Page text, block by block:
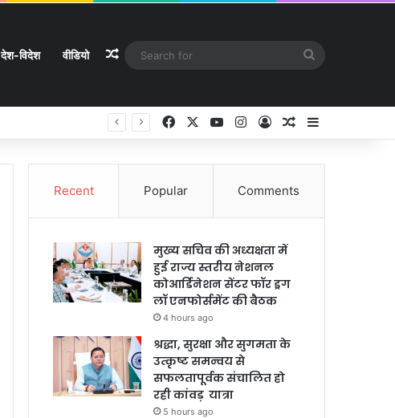
देश-विदेश वीडियो Random Article
Facebook YouTubeInstagram
Log InRandom Article
Recent Popular Comments
मुख्य सचिव की अध्यक्षता में
हुई राज्य स्तरीय नेशनल
कोआर्डिनेशन सेंटर फॉर ड्रग
लॉ एनफोर्समेंट की बैठक
4 hours ago
श्रद्धा, सुरक्षा और सुगमता के
उत्कृष्ट समन्वय से
सफलतापूर्वक संचालित हो
रही कांवड़ यात्रा
5 hours ago